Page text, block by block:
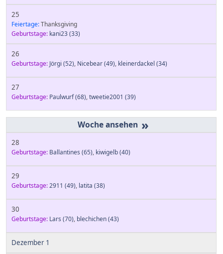
25
Feiertage:Thanksgiving
Geburtstage: kani23(33)
26
Geburtstage: Jörgi (52), Nicebear(49), kleinerdackel (34)
27
Geburtstage: Paulwurf(68),tweetie2001 (39)
»
28
Geburtstage: Ballantines (65), kiwigelb(40)
29
Geburtstage:2911 (49), latita (38)
30
Geburtstage: Lars (70), blechichen(43)
Dezember 1